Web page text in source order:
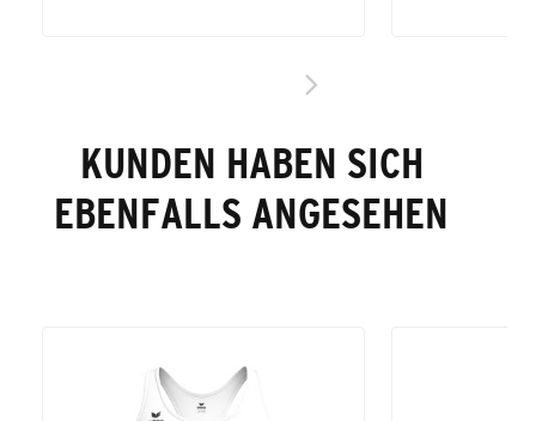
KUNDEN HABEN SICH
EBENFALLS ANGESEHEN